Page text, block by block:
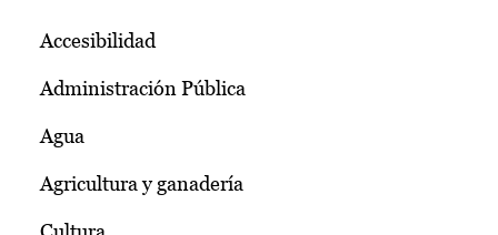
Accesibilidad
Administración Pública
Agua
Agricultura y ganadería